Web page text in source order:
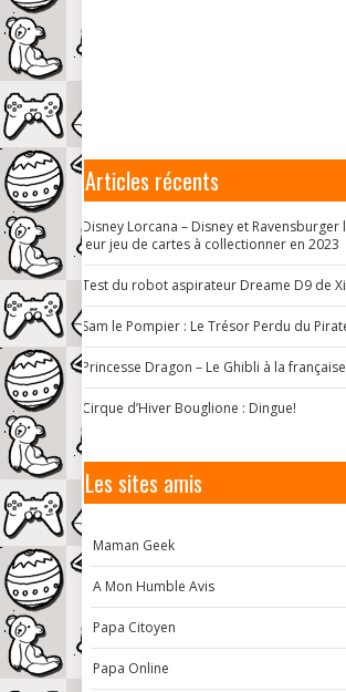
Articles récents
Disney Lorcana – Disney et Ravensburger
leur jeu de cartes à collectionner en 2023
Test du robot aspirateur Dreame D9 de
Sam le Pompier : Le Trésor Perdu du
Princesse Dragon – Le Ghibli à la française
Cirque d’Hiver Bouglione : Dingue!
Les sites amis
Maman Geek
A Mon Humble Avis
Papa Citoyen
Papa Online